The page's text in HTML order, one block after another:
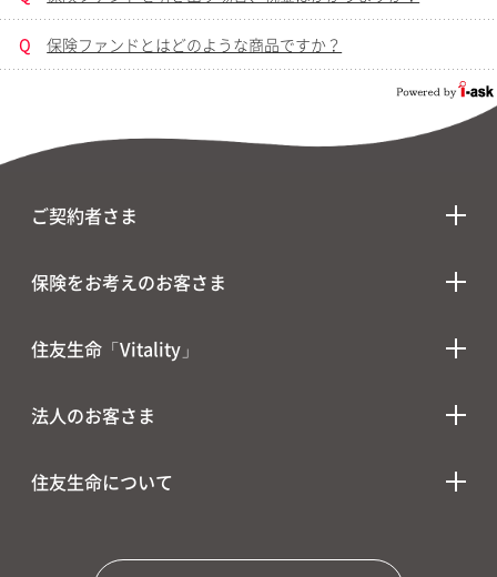
Q 保険ファンドとはどのような商品ですか？
ご契約者さま
保険をお考えのお客さま
住友生命「Vitality」
法人のお客さま
住友生命について